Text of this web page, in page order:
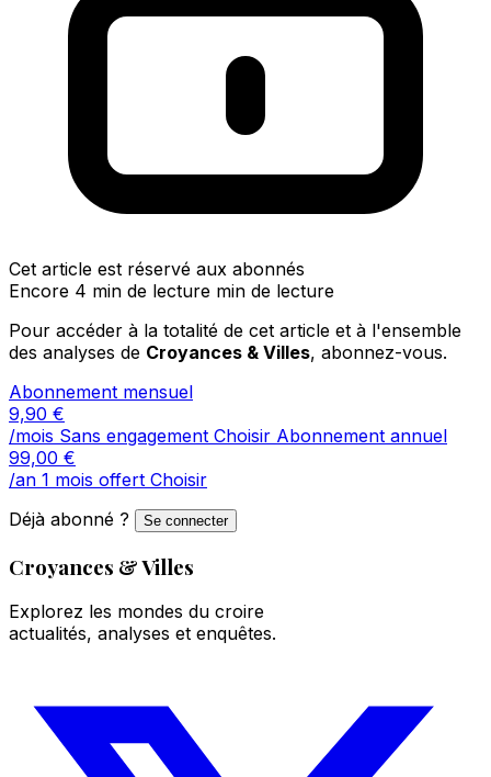
Cet article est réservé aux abonnés
Encore 4 min de lecture min de lecture
Pour accéder à la totalité de cet article et à l'ensemble
des analyses de Croyances & Villes, abonnez-vous.
Abonnement mensuel
9,90 €
/mois Sans engagement Choisir Abonnement annuel
99,00 €
/an 1 mois offert Choisir
Déjà abonné ?
Se connecter
Croyances & Villes
Explorez les mondes du croire
actualités, analyses et enquêtes.